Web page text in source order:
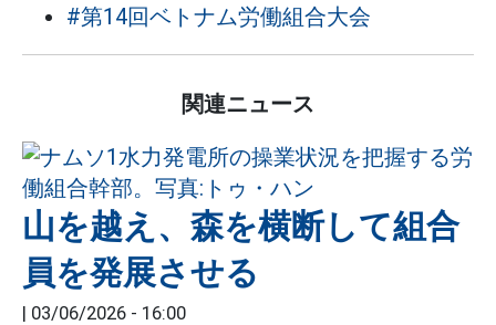
#第14回ベトナム労働組合大会
関連ニュース
山を越え、森を横断して組合
員を発展させる
| 03/06/2026 - 16:00